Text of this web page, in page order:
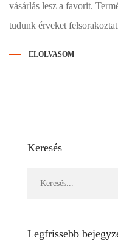
vásárlás lesz a favorit.
tudunk érveket
ELOLVASOM
Keresés
Legfrissebb